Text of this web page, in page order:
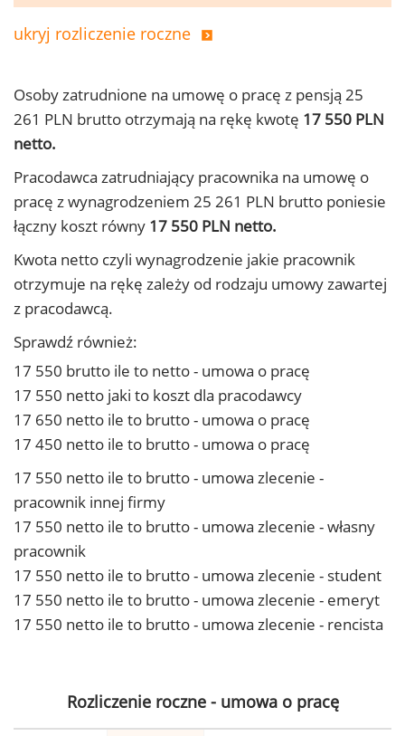
ukryj rozliczenie roczne
Osoby zatrudnione na umowę o pracę z pensją 25
261 PLN brutto otrzymają na rękę kwotę 17 550 PLN
netto.
Pracodawca zatrudniający pracownika na umowę o
pracę z wynagrodzeniem 25 261 PLN brutto poniesie
łączny koszt równy 17 550 PLN netto.
Kwota netto czyli wynagrodzenie jakie pracownik
otrzymuje na rękę zależy od rodzaju umowy zawartej
z pracodawcą.
Sprawdź również:
17 550 brutto ile to netto - umowa o pracę
17 550 netto jaki to koszt dla pracodawcy
17 650 netto ile to brutto - umowa o pracę
17 450 netto ile to brutto - umowa o pracę
17 550 netto ile to brutto - umowa zlecenie -
pracownik innej firmy
17 550 netto ile to brutto - umowa zlecenie - własny
pracownik
17 550 netto ile to brutto - umowa zlecenie - student
17 550 netto ile to brutto - umowa zlecenie - emeryt
17 550 netto ile to brutto - umowa zlecenie - rencista
Rozliczenie roczne - umowa o pracę